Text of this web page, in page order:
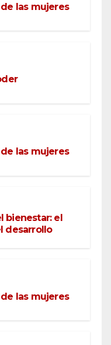
las mujeres
las mujeres
bienestar: el
desarrollo
las mujeres